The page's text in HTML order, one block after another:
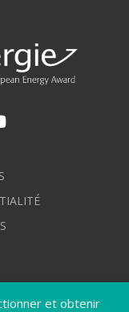
et obtenir
Facebook
compte Instagram
vers le compte